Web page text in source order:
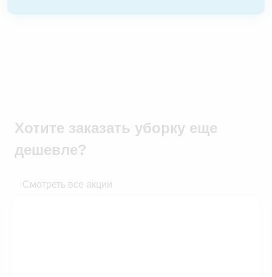
Хотите заказать уборку еще
дешевле?
Смотреть все акции